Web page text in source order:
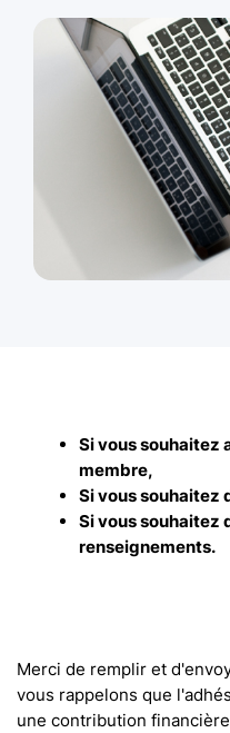
Si vous souhaitez
membre,
Si vous souhaitez
Si vous souhaitez
renseignements.
Merci de remplir et
vous rappelons que
une contribution